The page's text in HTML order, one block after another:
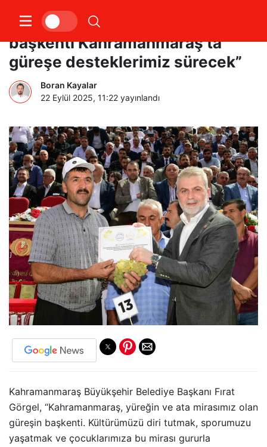
Başkan Görgel; “Ata sporunun
başkenti Kahramanmaraş’ta
güreşe desteklerimiz sürecek”
Boran Kayalar
22 Eylül 2025, 11:22 yayınlandı
Kahramanmaraş Büyükşehir Belediye Başkanı Fırat
Görgel, “Kahramanmaraş, yüreğin ve ata mirasımız olan
güreşin başkenti. Kültürümüzü diri tutmak, sporumuzu
yaşatmak ve çocuklarımıza bu mirası gururla